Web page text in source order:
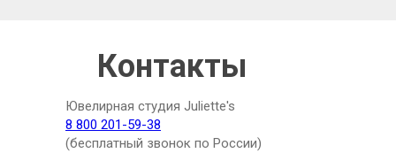
Ювелирная студия Juliette's
8 800 201-59-38
(бесплатный звонок по России)
Контакты